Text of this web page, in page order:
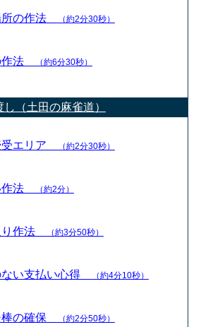
所の作法 （約2分30秒）
作法 （約6分30秒）
（土田の麻雀道）
受エリア （約2分30秒）
作法 （約2分）
り作法 （約3分50秒）
ない支払い心得 （約4分10秒）
棒の確保 （約2分50秒）